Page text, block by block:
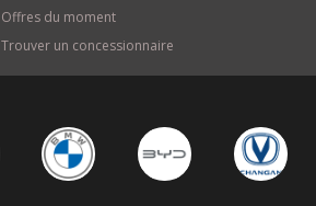
Offres du moment
Trouver un concessionnaire